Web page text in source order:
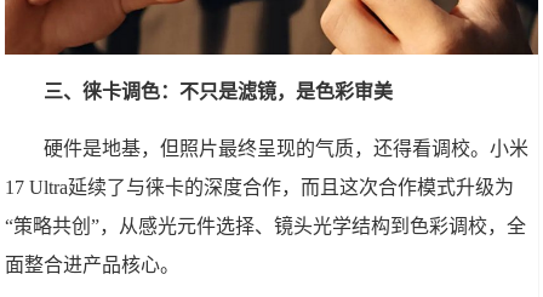
三、徕卡调色：不只是滤镜，是色彩审美
硬件是地基，但照片最终呈现的气质，还得看调校。小米
17 Ultra延续了与徕卡的深度合作，而且这次合作模式升级为
“策略共创”，从感光元件选择、镜头光学结构到色彩调校，全
面整合进产品核心。